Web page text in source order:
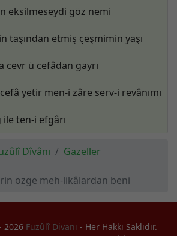
eksilmeseydi göz nemi
taşından etmiş çeşmimin yaşı
cevr ü cefâdan gayrı
yetir men-i zâre serv-i revânımı
ile ten-i efgârı
Dîvânı
Gazeller
özge meh-likâlardan beni
2026 Fuzûlî Divanı - Her Hakkı Saklıdır.